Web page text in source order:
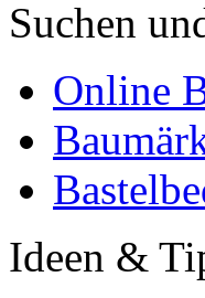
Suchen
Online
Ideen &